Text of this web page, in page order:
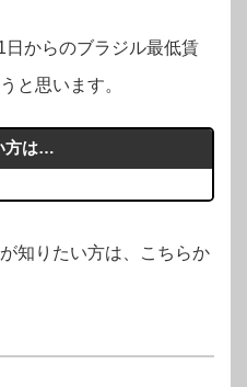
からのブラジル最低賃
と思います。
方は…
知りたい方は、こちらか